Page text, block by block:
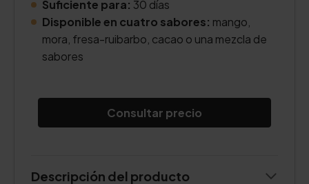
Suficiente para: 30 días
Disponible en cuatro sabores: mango,
mora, fresa-ruibarbo, cacao o una mezcla de
sabores
Consultar precio
Descripción del producto